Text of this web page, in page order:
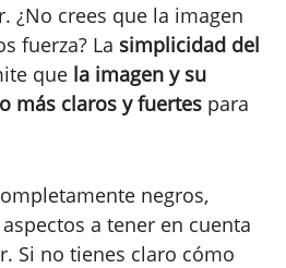
¿No crees que la imagen
fuerza? La simplicidad del
que la imagen y su
más claros y fuertes para
negros,
a tener en cuenta
Si no tienes claro cómo